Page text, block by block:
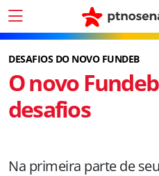
DESAFIOS DO NOVO FUNDEB
O novo
desafios
Na primeira parte de